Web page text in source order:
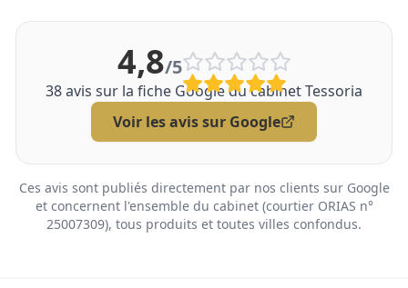
4,8/5
38avis sur la fiche Google du cabinet Tessoria
Voir les avis sur Google
Ces avis sont publiés directement par nos clients sur Google
et concernent l'ensemble du cabinet (courtier ORIAS n°
25007309), tous produits et toutes villes confondus.